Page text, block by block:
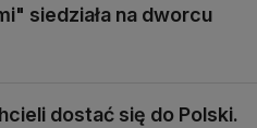
siedziała na dworcu
dostać się do Polski.